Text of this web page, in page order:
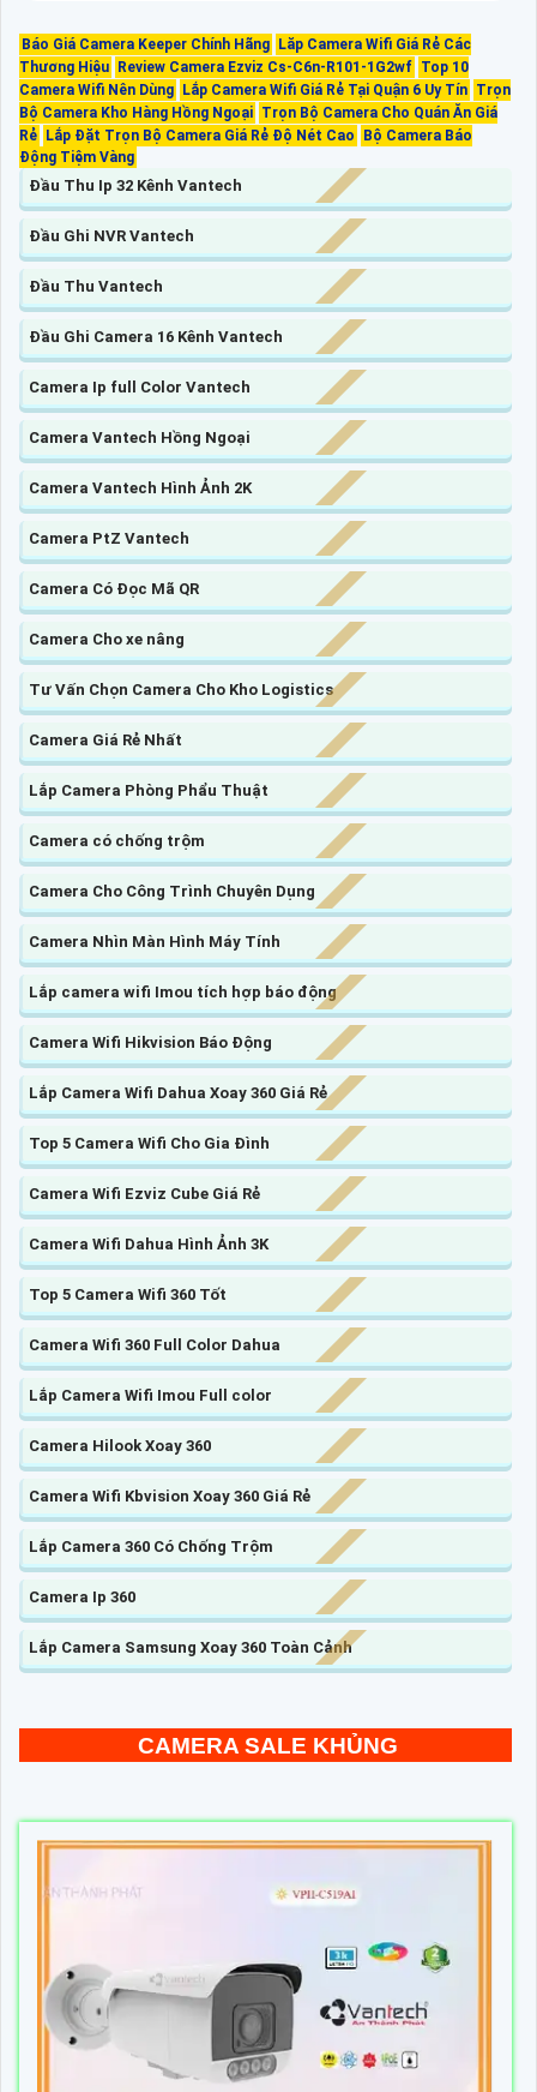
Báo Giá Camera Keeper Chính Hãng
Lăp Camera Wifi Giá Rẻ Các
Thương Hiệu
Review Camera Ezviz Cs-C6n-R101-1G2wf Top 10
Camera Wifi Nên Dùng
Lắp Camera Wifi Giá Rẻ Tại Quận 6 Uy Tín Trọn
Bộ Camera Kho Hàng Hồng Ngoại Trọn Bộ Camera Cho Quán Ăn Giá
Rẻ
Lắp Đặt Trọn Bộ Camera Giá Rẻ Độ Nét Cao
Bộ Camera Báo
Động Tiệm Vàng
Đầu Thu Ip 32 Kênh Vantech
Đầu Ghi NVR Vantech
Đầu Thu Vantech
Đầu Ghi Camera 16 Kênh Vantech
Camera Ip full Color Vantech
Camera Vantech Hồng Ngoại
Camera Vantech Hình Ảnh 2K
Camera PtZ Vantech
Camera Có Đọc Mã QR
Camera Cho xe nâng
Tư Vấn Chọn Camera Cho Kho Logistics
Camera Giá Rẻ Nhất
Lắp Camera Phòng Phẩu Thuật
Camera có chống trộm
Camera Cho Công Trình Chuyên Dụng
Camera Nhìn Màn Hình Máy Tính
Lắp camera wifi Imou tích hợp báo động
Camera Wifi Hikvision Báo Động
Lắp Camera Wifi Dahua Xoay 360 Giá Rẻ
Top 5 Camera Wifi Cho Gia Đình
Camera Wifi Ezviz Cube Giá Rẻ
Camera Wifi Dahua Hình Ảnh 3K
Top 5 Camera Wifi 360 Tốt
Camera Wifi 360 Full Color Dahua
Lắp Camera Wifi Imou Full color
Camera Hilook Xoay 360
Camera Wifi Kbvision Xoay 360 Giá Rẻ
Lắp Camera 360 Có Chống Trộm
Camera Ip 360
Lắp Camera Samsung Xoay 360 Toàn Cảnh
CAMERA SALE KHỦNG